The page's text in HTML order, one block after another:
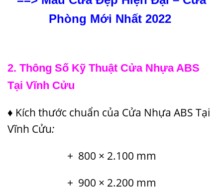
Phòng Mới Nhất 2022
2. Thông Số Kỹ Thuật Cửa Nhựa ABS
Tại Vĩnh Cửu
♦ Kích thước chuẩn của Cửa Nhựa ABS Tại
Vĩnh Cửu:
+ 800 × 2.100 mm
+ 900 × 2.200 mm